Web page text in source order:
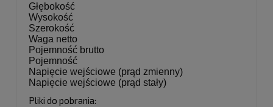
Głębokość
Wysokość
Szerokość
Waga netto
Pojemność brutto
Pojemność
Napięcie wejściowe (prąd zmienny)
Napięcie wejściowe (prąd stały)
Pliki do pobrania: